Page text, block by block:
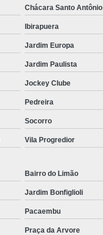
Chácara Santo Antônio
Ibirapuera
Jardim Europa
Jardim Paulista
Jockey Clube
Pedreira
Socorro
Vila Progredior
Bairro do Limão
Jardim Bonfiglioli
Pacaembu
Praça da Arvore